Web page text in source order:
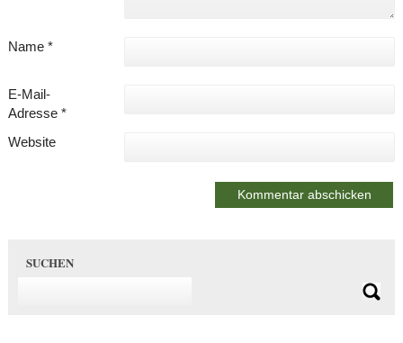
Name *
E-Mail-
Adresse *
Website
SUCHEN